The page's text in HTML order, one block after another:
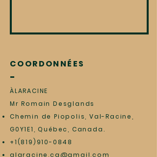
COORDONNÉES
-
ÀLARACINE
Mr Romain Desglands
Chemin de Piopolis,Val-Racine,
G0Y1E1, Québec, Canada.
+1(819)910-0848
alaracine.ca@gmail.com